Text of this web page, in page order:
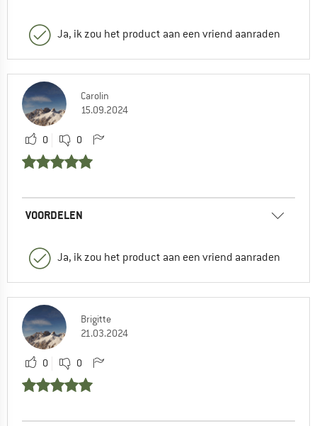
Ja, ik zou het product aan een vriend aanraden
Carolin
15.09.2024
0 0
VOORDELEN
Ja, ik zou het product aan een vriend aanraden
Brigitte
21.03.2024
0 0